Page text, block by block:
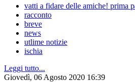
vatti a fidare delle amiche! prima
racconto
breve
news
utlime notizie
ischia
Leggi tutto...
Giovedì, 06 Agosto 2020 16:39